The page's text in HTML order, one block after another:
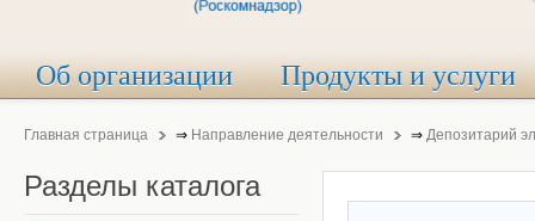
Об организации Продукты и услуги
Главная страница ⇒ Направление деятельности ⇒ Депозитарий
Разделы каталога